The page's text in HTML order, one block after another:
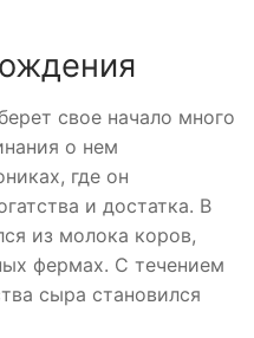
свое начало много
о нем
где он
и достатка. В
из молока коров,
фермах. С течением
сыра становился